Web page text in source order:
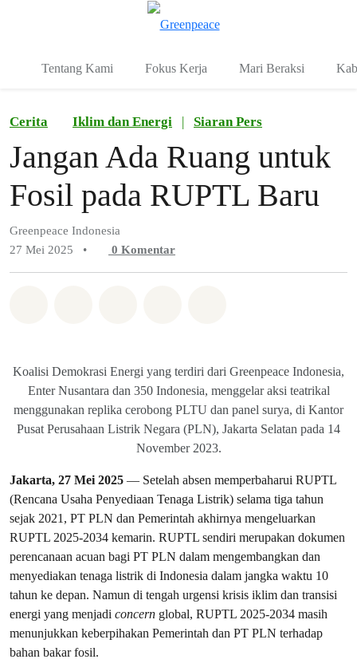
Tentang Kami Fokus Kerja Mari Beraksi
Cerita Iklim dan Energi | Siaran Pers
Jangan Ada Ruang untuk
Fosil pada RUPTL Baru
Greenpeace Indonesia
27 Mei 2025
• 0 Komentar
Koalisi Demokrasi Energi yang terdiri dari Greenpeace Indonesia,
Enter Nusantara dan 350 Indonesia, menggelar aksi teatrikal
menggunakan replika cerobong PLTU dan panel surya, di Kantor
Pusat Perusahaan Listrik Negara (PLN), Jakarta Selatan pada 14
November 2023.
Jakarta, 27 Mei 2025 — Setelah absen memperbaharui RUPTL
(Rencana Usaha Penyediaan Tenaga Listrik) selama tiga tahun
sejak 2021, PT PLN dan Pemerintah akhirnya mengeluarkan
RUPTL 2025-2034 kemarin. RUPTL sendiri merupakan dokumen
perencanaan acuan bagi PT PLN dalam mengembangkan dan
menyediakan tenaga listrik di Indonesia dalam jangka waktu 10
tahun ke depan. Namun di tengah urgensi krisis iklim dan transisi
energi yang menjadi concern global, RUPTL 2025-2034 masih
menunjukkan keberpihakan Pemerintah dan PT PLN terhadap
bahan bakar fosil.